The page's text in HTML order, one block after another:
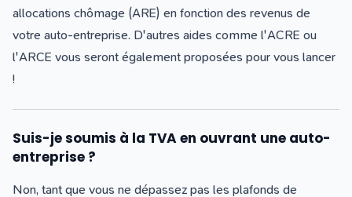
allocations chômage (ARE) en fonction des revenus de
votre auto-entreprise. D'autres aides comme l'ACRE ou
l'ARCE vous seront également proposées pour vous lancer
!
Suis-je soumis à la TVA en ouvrant une auto-
entreprise ?
Non, tant que vous ne dépassez pas les plafonds de